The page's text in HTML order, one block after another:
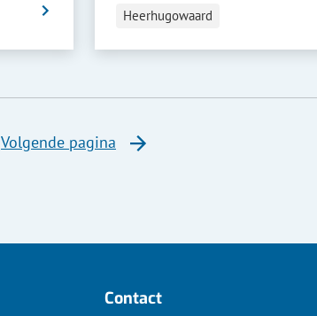
CategorieënHeerhugowaard
Volgende pagina
Contact